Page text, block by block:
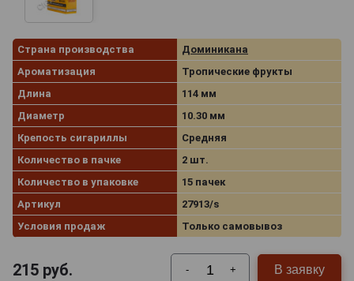
Страна производства
Доминикана
Ароматизация
Тропические фрукты
Длина
114 мм
Диаметр
10.30 мм
Крепость сигариллы
Средняя
Количество в пачке
2 шт.
Количество в упаковке
15 пачек
Артикул
27913/s
Условия продаж
Только самовывоз
215 руб. - + В заявку